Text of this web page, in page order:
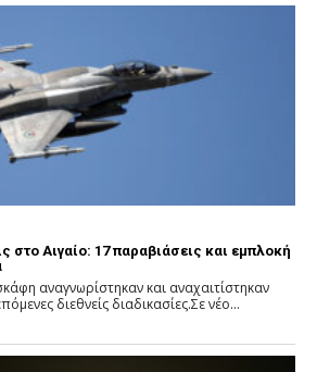
στο Αιγαίο: 17 παραβιάσεις και εμπλοκή
αναγνωρίστηκαν και αναχαιτίστηκαν
διεθνείς διαδικασίες.Σε νέο...